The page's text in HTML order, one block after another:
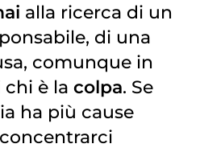
alla ricerca di un
di una
comunque in
chi è la colpa. Se
ha più cause